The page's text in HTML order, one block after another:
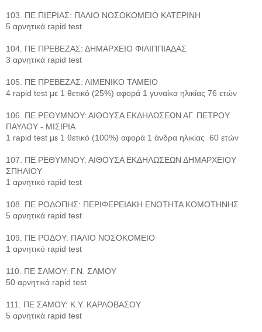
103. ΠΕ ΠΙΕΡΙΑΣ: ΠΑΛΙΟ ΝΟΣΟΚΟΜΕΙΟ ΚΑΤΕΡΙΝΗ
5 αρνητικά rapid test
104. ΠΕ ΠΡΕΒΕΖΑΣ: ΔΗΜΑΡΧΕΙΟ ΦΙΛΙΠΠΙΑΔΑΣ
3 αρνητικά rapid test
105. ΠΕ ΠΡΕΒΕΖΑΣ: ΛΙΜΕΝΙΚΟ ΤΑΜΕΙΟ
4 rapid test με 1 θετικό (25%) αφορά 1 γυναίκα ηλικίας 76 ετών
106. ΠΕ ΡΕΘΥΜΝΟΥ: ΑΙΘΟΥΣΑ ΕΚΔΗΛΩΣΕΩΝ ΑΓ. ΠΕΤΡΟΥ
ΠΑΥΛΟΥ - ΜΙΣΙΡΙΑ
1 rapid test με 1 θετικό (100%) αφορά 1 άνδρα ηλικίας 60 ετών
107. ΠΕ ΡΕΘΥΜΝΟΥ: ΑΙΘΟΥΣΑ ΕΚΔΗΛΩΣΕΩΝ ΔΗΜΑΡΧΕΙΟΥ
ΣΠΗΛΙΟΥ
1 αρνητικό rapid test
108. ΠΕ ΡΟΔΟΠΗΣ: ΠΕΡΙΦΕΡΕΙΑΚΗ ΕΝΟΤΗΤΑ ΚΟΜΟΤΗΝΗΣ
5 αρνητικά rapid test
109. ΠΕ ΡΟΔΟΥ: ΠΑΛΙΟ ΝΟΣΟΚΟΜΕΙΟ
1 αρνητικό rapid test
110. ΠΕ ΣΑΜΟΥ: Γ.Ν. ΣΑΜΟΥ
50 αρνητικά rapid test
111. ΠΕ ΣΑΜΟΥ: Κ.Υ. ΚΑΡΛΟΒΑΣΟΥ
5 αρνητικά rapid test